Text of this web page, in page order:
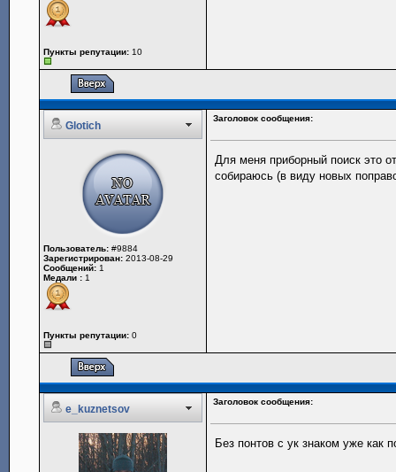
Пункты репутации: 10
Glotich
Заголовок сообщения:
Пользователь: #9884
Зарегистрирован: 2013-08-29
Сообщений: 1
Медали : 1
Пункты репутации: 0
Для меня приборный поиск это
собираюсь (в виду новых
e_kuznetsov
Заголовок сообщения:
Без понтов с ук знаком уже как